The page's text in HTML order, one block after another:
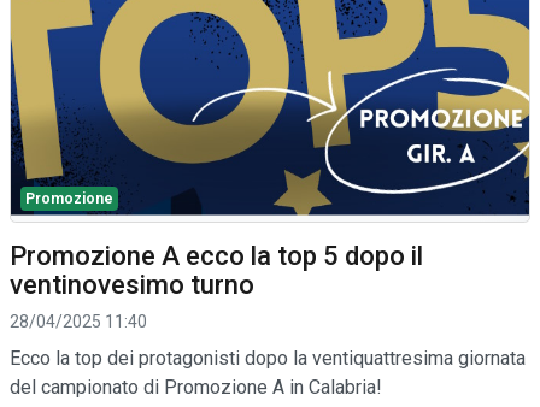
Promozione
Promozione A ecco la top 5 dopo il
ventinovesimo turno
28/04/2025 11:40
Ecco la top dei protagonisti dopo la ventiquattresima giornata
del campionato di Promozione A in Calabria!